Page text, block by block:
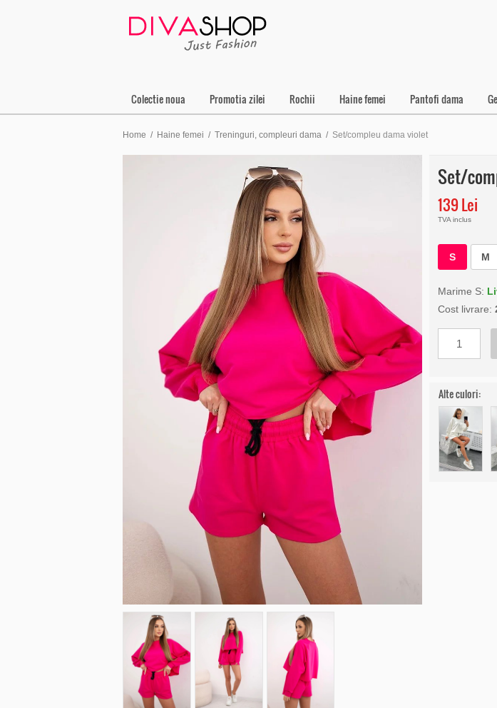
Colectie noua Promotia zilei Rochii Haine femei Pantofi dama
Home / Haine femei / Treninguri, compleuri dama / Set/compleu dama violet
Set/
139 Lei
TVA inclus
S M
Marime S:
Cost livrare:
Alte culori: